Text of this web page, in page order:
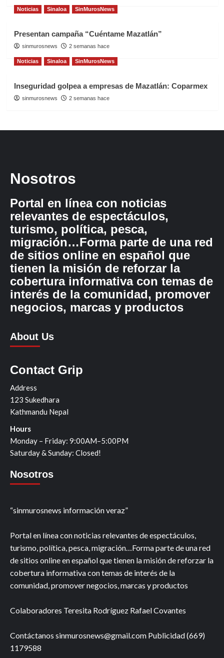
Noticias Sinaloa SinMurosNews
Presentan campaña “Cuéntame Mazatlán”
sinmurosnews 2 semanas hace
Noticias Sinaloa SinMurosNews
Inseguridad golpea a empresas de Mazatlán: Coparmex
sinmurosnews 2 semanas hace
Nosotros
Portal en línea con noticias
relevantes de espectáculos,
turismo, política, pesca,
migración…Forma parte de una red
de sitios online en español que
tienen la misión de reforzar la
cobertura informativa con temas de
interés de la comunidad, promover
negocios, marcas y productos
About Us
Contact Grip
Address
123 Sukedhara
Kathmandu Nepal
Hours
Monday – Friday: 9:00AM–5:00PM
Saturday & Sunday: Closed!
Nosotros
“sinmurosnews información veraz”
Portal en línea con noticias relevantes de espectáculos,
turismo, política, pesca, migración…Forma parte de una red
de sitios online en español que tienen la misión de reforzar la
cobertura informativa con temas de interés de la
comunidad, promover negocios, marcas y productos
Colaboradores Teresita Rodríguez Rafael Covantes
Contáctanos sinmurosnews@gmail.com Publicidad (669)
1179588